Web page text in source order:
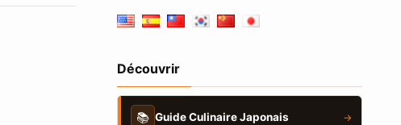
Découvrir
📚 Guide Culinaire Japonais →